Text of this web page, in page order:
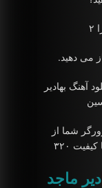
می دهید.
آهنگ بهادیر
شما از
ماجد